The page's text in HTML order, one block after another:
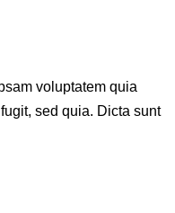
voluptatem quia
sed quia. Dicta sunt